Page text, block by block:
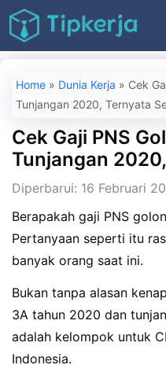
Langsung
ke
isi
Home » Dunia Kerja » Cek
Tunjangan 2020, Ternyata
Cek Gaji PNS
Tunjangan
Diperbarui: 16 Februari
Berapakah gaji PNS
Pertanyaan seperti itu
banyak orang saat ini.
Bukan tanpa alasan
3A tahun 2020 dan
adalah kelompok untuk
Indonesia.